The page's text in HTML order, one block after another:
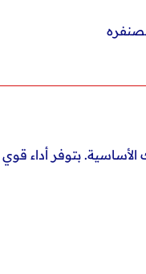
مفتوحة 4.5 بوصة من كوفيكس هتكون أداتك